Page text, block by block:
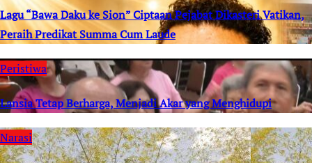
Lagu “Bawa Daku ke Sion” Ciptaan Pejabat Dikasteri Vatikan,
Peraih Predikat Summa Cum Laude
Peristiwa
Lansia Tetap Berharga, Menjadi Akar yang Menghidupi
Narasi